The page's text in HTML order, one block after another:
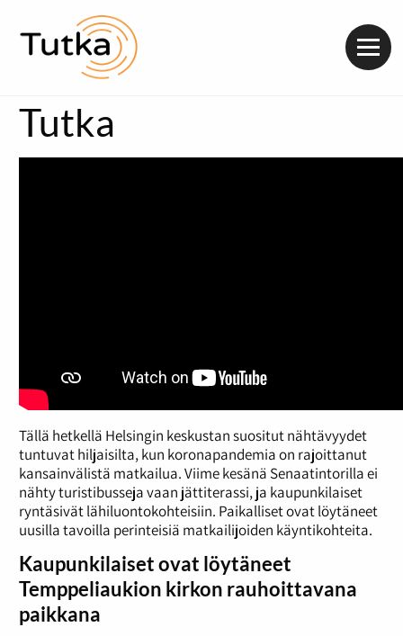
Tutka
Tällä hetkellä Helsingin keskustan suositut nähtävyydet
tuntuvat hiljaisilta, kun koronapandemia on rajoittanut
kansainvälistä matkailua. Viime kesänä Senaatintorilla ei
nähty turistibusseja vaan jättiterassi, ja kaupunkilaiset
ryntäsivät lähiluontokohteisiin. Paikalliset ovat löytäneet
uusilla tavoilla perinteisiä matkailijoiden käyntikohteita.
Kaupunkilaiset ovat löytäneet
Temppeliaukion kirkon rauhoittavana
paikkana